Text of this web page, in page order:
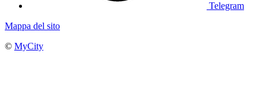
Telegram
Mappa del sito
© MyCity